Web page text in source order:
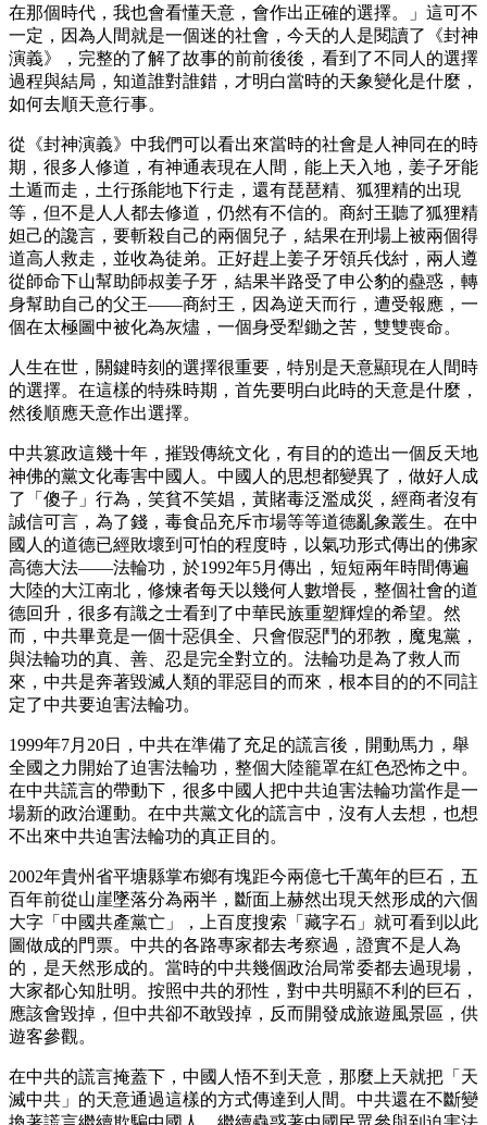
在那個時代，我也會看懂天意，會作出正確的選擇。」這可不
一定，因為人間就是一個迷的社會，今天的人是閱讀了《封神
演義》，完整的了解了故事的前前後後，看到了不同人的選擇
過程與結局，知道誰對誰錯，才明白當時的天象變化是什麼，
如何去順天意行事。
從《封神演義》中我們可以看出來當時的社會是人神同在的時
期，很多人修道，有神通表現在人間，能上天入地，姜子牙能
土遁而走，土行孫能地下行走，還有琵琶精、狐狸精的出現
等，但不是人人都去修道，仍然有不信的。商紂王聽了狐狸精
妲己的讒言，要斬殺自己的兩個兒子，結果在刑場上被兩個得
道高人救走，並收為徒弟。正好趕上姜子牙領兵伐紂，兩人遵
從師命下山幫助師叔姜子牙，結果半路受了申公豹的蠱惑，轉
身幫助自己的父王——商紂王，因為逆天而行，遭受報應，一
個在太極圖中被化為灰燼，一個身受犁鋤之苦，雙雙喪命。
人生在世，關鍵時刻的選擇很重要，特別是天意顯現在人間時
的選擇。在這樣的特殊時期，首先要明白此時的天意是什麼，
然後順應天意作出選擇。
中共篡政這幾十年，摧毀傳統文化，有目的的造出一個反天地
神佛的黨文化毒害中國人。中國人的思想都變異了，做好人成
了「傻子」行為，笑貧不笑娼，黃賭毒泛濫成災，經商者沒有
誠信可言，為了錢，毒食品充斥市場等等道德亂象叢生。在中
國人的道德已經敗壞到可怕的程度時，以氣功形式傳出的佛家
高德大法——法輪功，於1992年5月傳出，短短兩年時間傳遍
大陸的大江南北，修煉者每天以幾何人數增長，整個社會的道
德回升，很多有識之士看到了中華民族重塑輝煌的希望。然
而，中共畢竟是一個十惡俱全、只會假惡鬥的邪教，魔鬼黨，
與法輪功的真、善、忍是完全對立的。法輪功是為了救人而
來，中共是奔著毀滅人類的罪惡目的而來，根本目的的不同註
定了中共要迫害法輪功。
1999年7月20日，中共在準備了充足的謊言後，開動馬力，舉
全國之力開始了迫害法輪功，整個大陸籠罩在紅色恐怖之中。
在中共謊言的帶動下，很多中國人把中共迫害法輪功當作是一
場新的政治運動。在中共黨文化的謊言中，沒有人去想，也想
不出來中共迫害法輪功的真正目的。
2002年貴州省平塘縣掌布鄉有塊距今兩億七千萬年的巨石，五
百年前從山崖墜落分為兩半，斷面上赫然出現天然形成的六個
大字「中國共產黨亡」，上百度搜索「藏字石」就可看到以此
圖做成的門票。中共的各路專家都去考察過，證實不是人為
的，是天然形成的。當時的中共幾個政治局常委都去過現場，
大家都心知肚明。按照中共的邪性，對中共明顯不利的巨石，
應該會毀掉，但中共卻不敢毀掉，反而開發成旅遊風景區，供
遊客參觀。
在中共的謊言掩蓋下，中國人悟不到天意，那麼上天就把「天
滅中共」的天意通過這樣的方式傳達到人間。中共還在不斷變